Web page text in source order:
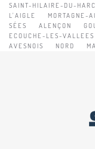
SAINT-HILAIRE-DU-
L'AIGLE
MORTAGNE-
SÉES
ALENÇON
ECOUCHE-LES-VALLEES
AVESNOIS
NORD